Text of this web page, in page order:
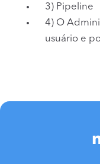
3) Pipeline
4) O
usuário e